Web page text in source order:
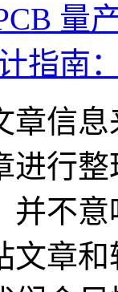
量
指南
章信
进行
并不
文章